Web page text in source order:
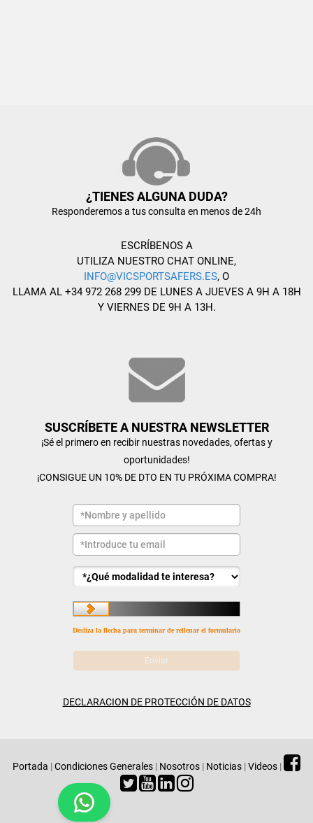
¿TIENES ALGUNA DUDA?
Responderemos a tus consulta en menos de 24h
ESCRÍBENOS A
UTILIZA NUESTRO CHAT ONLINE,
INFO@VICSPORTSAFERS.ES, O
LLAMA AL +34 972 268 299 DE LUNES A JUEVES A 9H A 18H
Y VIERNES DE 9H A 13H.
SUSCRÍBETE A NUESTRA NEWSLETTER
¡Sé el primero en recibir nuestras novedades, ofertas y
oportunidades!
¡CONSIGUE UN 10% DE DTO EN TU PRÓXIMA COMPRA!
Desliza la flecha para terminar de rellenar el formulario
DECLARACION DE PROTECCIÓN DE DATOS
Portada |Condiciones Generales | Nosotros | Noticias |Videos |